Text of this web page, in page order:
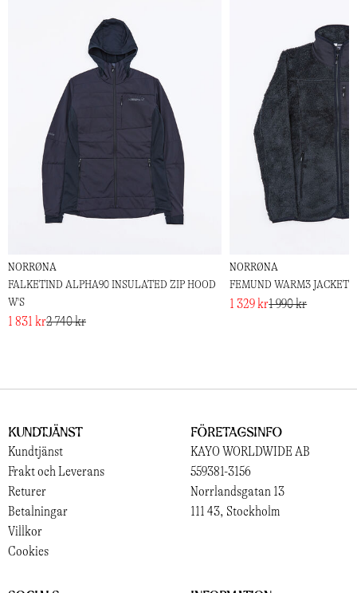
NORRØNA
FALKETIND ALPHA90 INSULATED ZIP HOOD
W'S
1 831 kr2 740 kr
NORRØNA
FEMUND WARM3 JACKET
1 329 kr1 990 kr
Kundtjänst
Kundtjänst
Frakt och Leverans
Returer
Betalningar
Villkor
Cookies
Företagsinfo
KAYO WORLDWIDE AB
559381-3156
Norrlandsgatan 13
111 43, Stockholm